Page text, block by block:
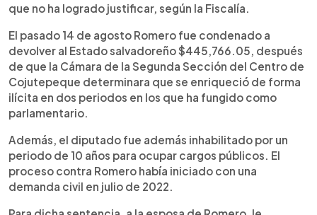
que no ha logrado justificar, según la Fiscalía.
El pasado 14 de agosto Romero fue condenado a
devolver al Estado salvadoreño $445,766.05, después
de que la Cámara de la Segunda Sección del Centro de
Cojutepeque determinara que se enriqueció de forma
ilícita en dos periodos en los que ha fungido como
parlamentario.
Además, el diputado fue además inhabilitado por un
periodo de 10 años para ocupar cargos públicos. El
proceso contra Romero había iniciado con una
demanda civil en julio de 2022.